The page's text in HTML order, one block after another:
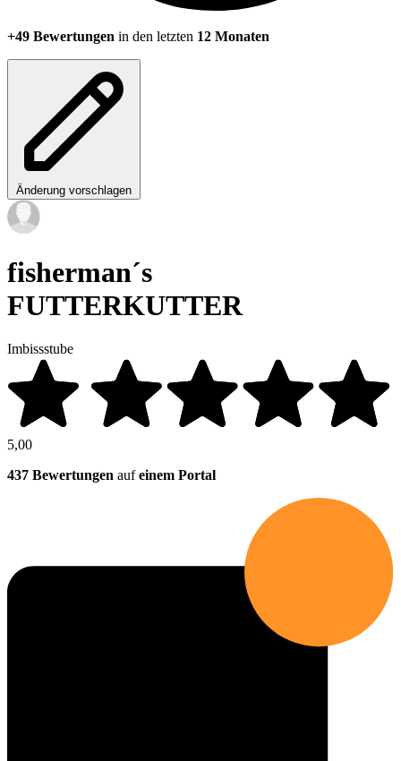
+49 Bewertungen in den letzten 12 Monaten
Änderung vorschlagen
fisherman´s
FUTTERKUTTER
Imbissstube
5,00
437 Bewertungen aufeinem Portal